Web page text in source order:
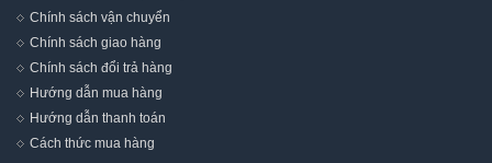
Chính sách vận chuyển
Chính sách giao hàng
Chính sách đổi trả hàng
Hướng dẫn mua hàng
Hướng dẫn thanh toán
Cách thức mua hàng